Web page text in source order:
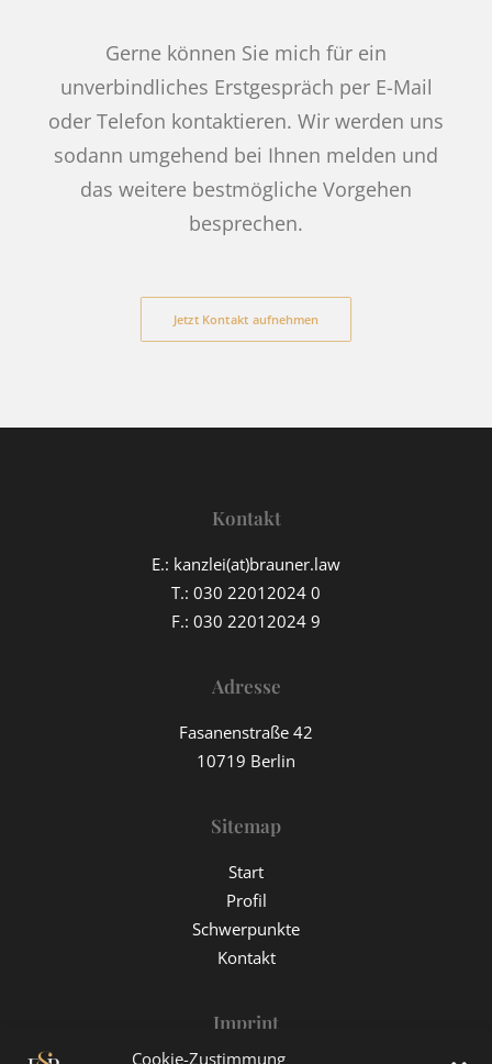
Cookie-Zustimmung
Gerne können Sie mich für ein
unverbindliches Erstgespräch per E-Mail
oder Telefon kontaktieren. Wir werden uns
sodann umgehend bei Ihnen melden und
das weitere bestmögliche Vorgehen
besprechen.
Jetzt Kontakt aufnehmen
Kontakt
E.: kanzlei(at)brauner.law
T.: 030 22012024 0
F.: 030 22012024 9
Adresse
Fasanenstraße 42
10719 Berlin
Sitemap
Start
Profil
Schwerpunkte
Kontakt
Imprint